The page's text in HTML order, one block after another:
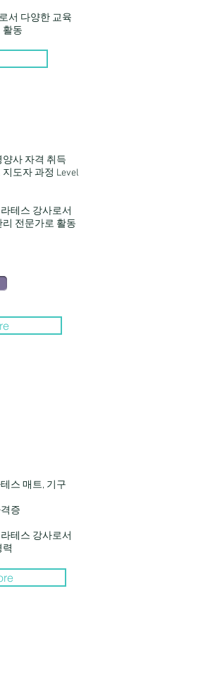
서 다양한 교육
활동
양사 자격 취득
도자 과정 Level
테스 강사로서
전문가로 활동
스 매트, 기구
증
테스 강사로서